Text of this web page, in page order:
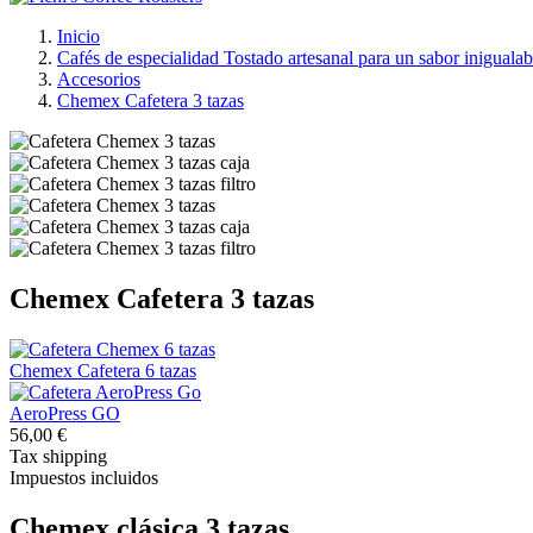
Inicio
Cafés de especialidad Tostado artesanal para un sabor
Accesorios
Chemex Cafetera 3 tazas
Chemex Cafetera 3 tazas
Chemex Cafetera 6 tazas
AeroPress GO
56,00 €
Tax shipping
Impuestos incluidos